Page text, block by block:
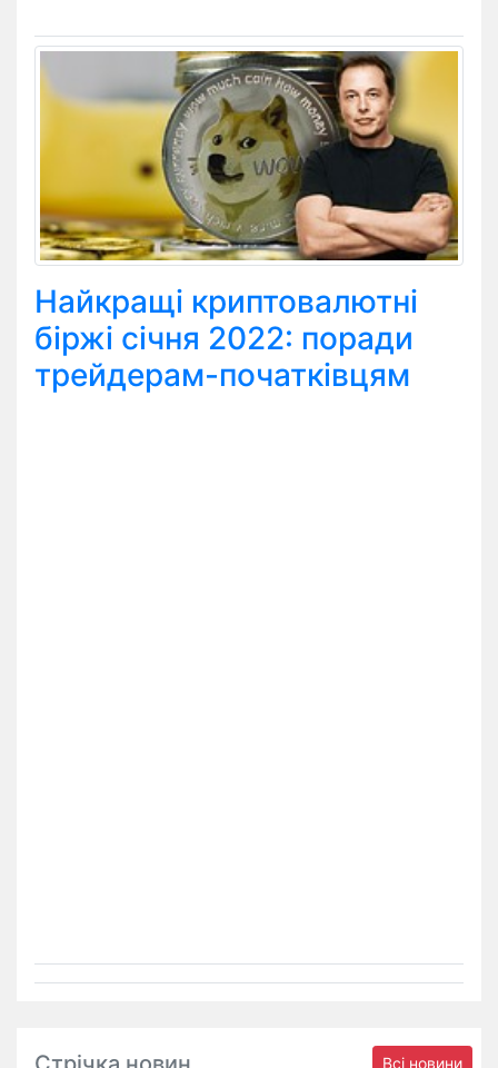
Найкращі криптовалютні
біржі січня 2022: поради
трейдерам-початківцям
Всі новини